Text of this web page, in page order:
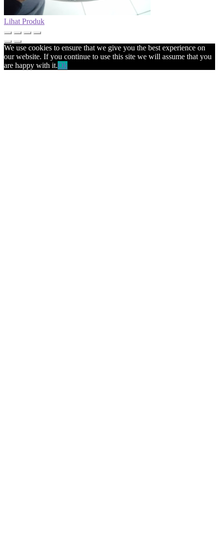
Lihat Produk
We use cookies to ensure that we give you the best experience on
our website. If you continue to use this site we will assume that you
are happy with it.Ok